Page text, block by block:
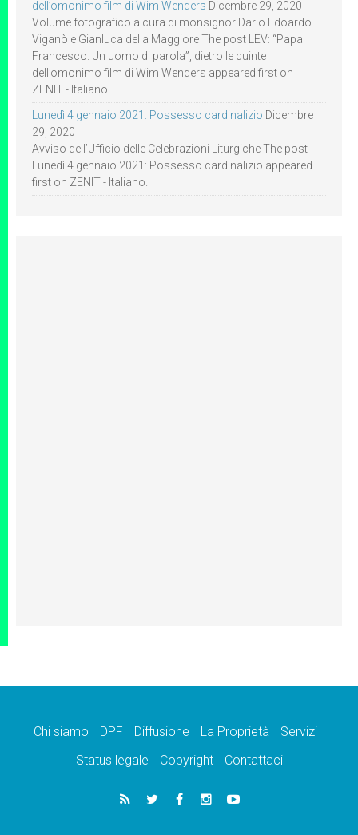
dell’omonimo film di Wim Wenders Dicembre 29, 2020
Volume fotografico a cura di monsignor Dario Edoardo
Viganò e Gianluca della Maggiore The post LEV: “Papa
Francesco. Un uomo di parola”, dietro le quinte
dell’omonimo film di Wim Wenders appeared first on
ZENIT - Italiano.
Lunedì 4 gennaio 2021: Possesso cardinalizio Dicembre
29, 2020
Avviso dell’Ufficio delle Celebrazioni Liturgiche The post
Lunedì 4 gennaio 2021: Possesso cardinalizio appeared
first on ZENIT - Italiano.
Chi siamo DPF Diffusione La Proprietà
Servizi
Status legale
Copyright Contattaci